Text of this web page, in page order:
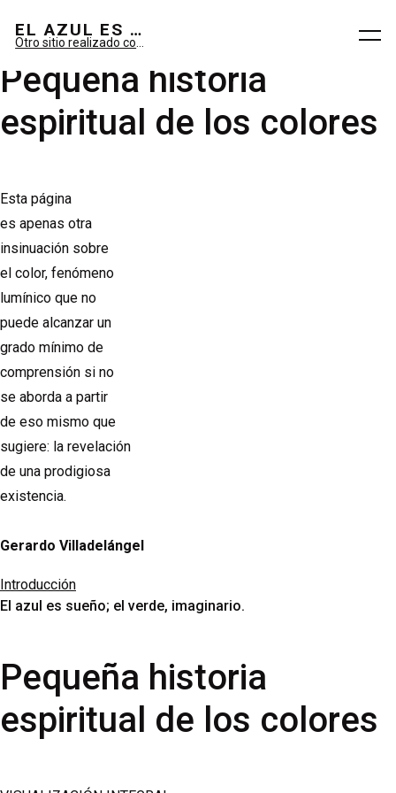
EL AZUL ES SUEÑO; EL VERDE ES IMAGINARIO
Pequeña historia
espiritual de los colores
Esta página
es apenas otra
insinuación sobre
el color, fenómeno
lumínico que no
puede alcanzar un
grado mínimo de
comprensión si no
se aborda a partir
de eso mismo que
sugiere: la revelación
de una prodigiosa
existencia.
Gerardo Villadelángel
Introducción
El azul es sueño; el verde, imaginario.
Pequeña historia
espiritual de los colores